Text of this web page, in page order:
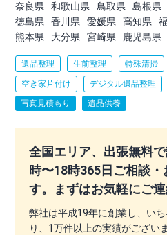
奈良県
和歌山県 鳥取県 島根県
徳島県
香川県 愛媛県 高知県
熊本県
大分県 宮崎県 鹿児島県
遺品整理 生前整理 特殊清掃
空き家片付け デジタル遺品整理
写真見積もり
遺品供養
全国エリア、出張無料
時〜18時365日ご相談
す。まずはお気軽にご連
弊社は平成19年に創業し、い
り、1万件以上の実績がござい